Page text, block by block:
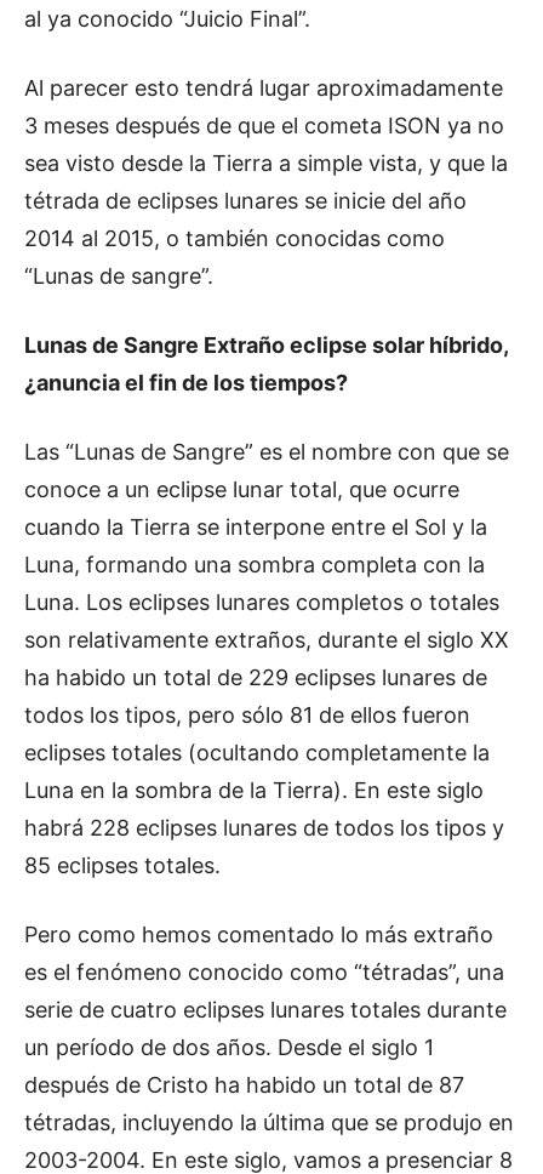
al ya conocido “Juicio Final”.
Al parecer esto tendrá lugar aproximadamente
3 meses después de que el cometa ISON ya no
sea visto desde la Tierra a simple vista, y que la
tétrada de eclipses lunares se inicie del año
2014 al 2015, o también conocidas como
“Lunas de sangre”.
Lunas de Sangre Extraño eclipse solar híbrido,
¿anuncia el fin de los tiempos?
Las “Lunas de Sangre” es el nombre con que se
conoce a un eclipse lunar total, que ocurre
cuando la Tierra se interpone entre el Sol y la
Luna, formando una sombra completa con la
Luna. Los eclipses lunares completos o totales
son relativamente extraños, durante el siglo XX
ha habido un total de 229 eclipses lunares de
todos los tipos, pero sólo 81 de ellos fueron
eclipses totales (ocultando completamente la
Luna en la sombra de la Tierra). En este siglo
habrá 228 eclipses lunares de todos los tipos y
85 eclipses totales.
Pero como hemos comentado lo más extraño
es el fenómeno conocido como “tétradas”, una
serie de cuatro eclipses lunares totales durante
un período de dos años. Desde el siglo 1
después de Cristo ha habido un total de 87
tétradas, incluyendo la última que se produjo en
2003-2004. En este siglo, vamos a presenciar 8